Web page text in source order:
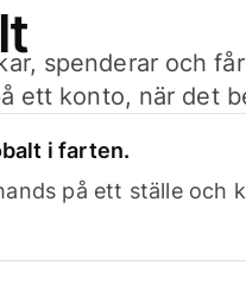
spenderar och
ett konto, när det
i farten.
på ett ställe och